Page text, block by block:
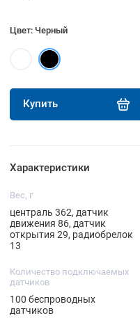
Цвет: Черный
Купить
Характеристики
Вес, г
централь 362, датчик
движения 86, датчик
открытия 29, радиобрелок
13
Количество подключаемых
датчиков
100 беспроводных
датчиков